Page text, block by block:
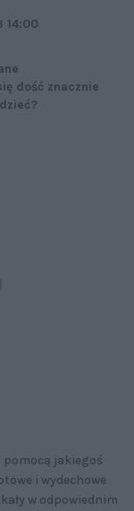
14:00
dość znacznie
pomocą jakiegoś
i wydechowe
w odpowiednim